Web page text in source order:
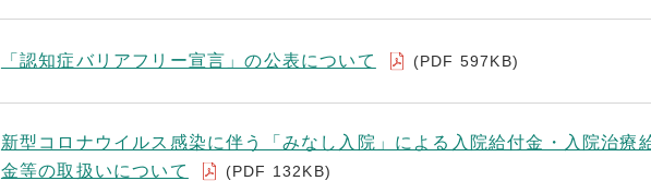
「認知症バリアフリー宣言」の公表について (PDF 597KB)
新型コロナウイルス感染に伴う「みなし入院」による入院給付金・入院治療
金等の取扱いについて
(PDF 132KB)